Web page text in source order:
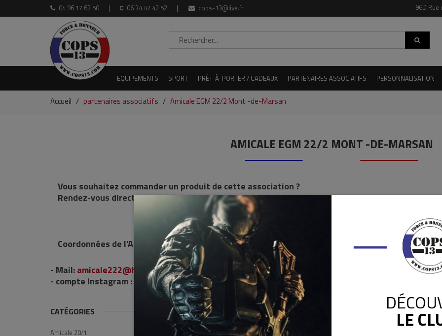
LE
04 96 17 63 50 06 34 47 42 52 cops-13@live.fr 96D Rue
EQUIPEMENTS SPORT PRÊT-À-PORTER / CADEAUX PARTENAIRES ASSOCIATIFS PERSONNALISATION
Accueil partenaires associatifs Amicale EGM 22/2 Mont -de-Marsan
AMICALE EGM 22/2 MONT -DE-MARSAN
Vous souhaitez commander un produit de cette association ?
Rendez-vous directement sur leur adresse mail et prenez contact avec eux.
Coordonnées de l'Association :
- Mail:amicale222@hotmail.com
- compte Instagram : lien vers le compte
CATÉGORIES
Amicale 20/1
Trier par : Nouveautés